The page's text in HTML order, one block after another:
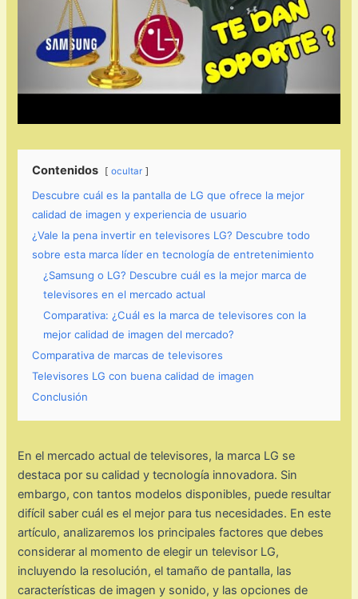
Contenidos ocultar
Descubre cuál es la pantalla de LG que ofrece la mejor
calidad de imagen y experiencia de usuario
¿Vale la pena invertir en televisores LG? Descubre todo
sobre esta marca líder en tecnología de entretenimiento
¿Samsung o LG? Descubre cuál es la mejor marca de
televisores en el mercado actual
Comparativa: ¿Cuál es la marca de televisores con la
mejor calidad de imagen del mercado?
Comparativa de marcas de televisores
Televisores LG con buena calidad de imagen
Conclusión
En el mercado actual de televisores, la marca LG se
destaca por su calidad y tecnología innovadora. Sin
embargo, con tantos modelos disponibles, puede resultar
difícil saber cuál es el mejor para tus necesidades. En este
artículo, analizaremos los principales factores que debes
considerar al momento de elegir un televisor LG,
incluyendo la resolución, el tamaño de pantalla, las
características de imagen y sonido, y las opciones de